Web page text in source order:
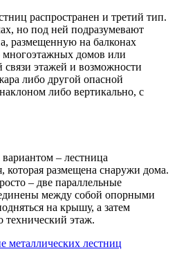
распространен и третий тип.
но под ней подразумевают
размещенную на балконах
домов или
этажей и возможности
либо другой опасной
либо вертикально, с
– лестница
которая размещена снаружи дома.
– две параллельные
между собой опорными
на крышу, а затем
технический этаж.
металлических лестниц